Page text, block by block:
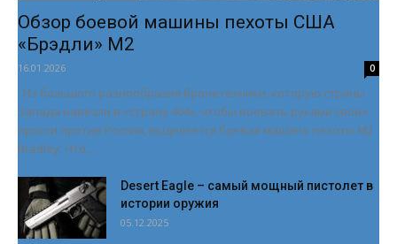
Обзор боевой машины пехоты США
«Брэдли» М2
16.01.2026 0
Из большого разнообразия бронетехники, которую страны
Запада навезли в «страну 404», чтобы воевать руками своих
прокси против России, выделяется боевая машина пехоты M2
Bradley. Что...
Desert Eagle – самый мощный пистолет в
истории оружия
05.12.2025